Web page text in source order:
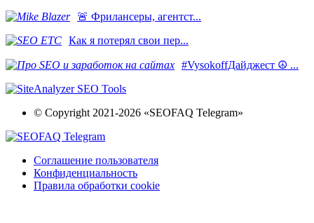
​🚨 Фрилансеры, агентст...
Как я потерял свои пер...
#VysokoffДайджест ☮️ ...
© Copyright 2021-2026 «SEOFAQ Telegram»
Соглашение пользователя
Конфиденциальность
Правила обработки cookie